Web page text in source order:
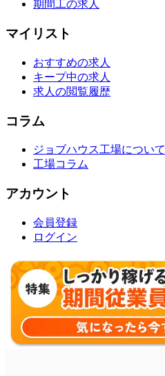
期間工の求人
マイリスト
おすすめの求人
キープ中の求人
求人の閲覧履歴
コラム
ジョブハウス工場について
工場コラム
アカウント
会員登録
ログイン